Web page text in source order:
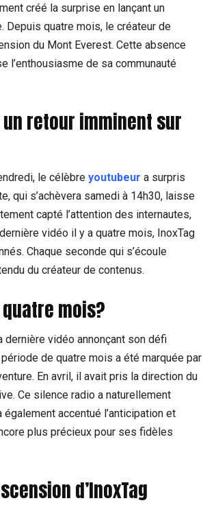
créé la surprise en lançant un
Depuis quatre mois, le créateur de
du Mont Everest. Cette absence
l’enthousiasme de sa communauté
retour imminent sur
le célèbre youtubeur a surpris
qui s’achèvera samedi à 14h30, laisse
capté l’attention des internautes,
vidéo il y a quatre mois, InoxTag
Chaque seconde qui s’écoule
du créateur de contenus.
mois?
dernière vidéo annonçant son défi
de quatre mois a été marquée par
En avril, il avait pris la direction du
Ce silence radio a naturellement
accentué l’anticipation et
plus précieux pour ses fidèles
d’InoxTag